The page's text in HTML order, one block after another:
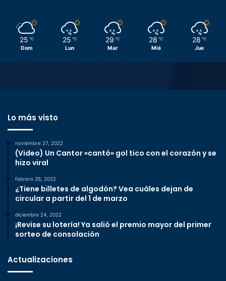
25 ℃
Dom
25 ℃
Lun
29 ℃
Mar
28 ℃
Mié
28 ℃
Jue
Lo más visto
noviembre 27, 2022
(Video) Un Cantor «cantó» gol tico con el corazón y se
hizo viral
febrero 26, 2022
¿Tiene billetes de algodón? Vea cuáles dejan de
circular a partir del 1 de marzo
diciembre 24, 2022
¡Revise su lotería! Ya salió el premio mayor del primer
sorteo de consolación
Actualizaciones